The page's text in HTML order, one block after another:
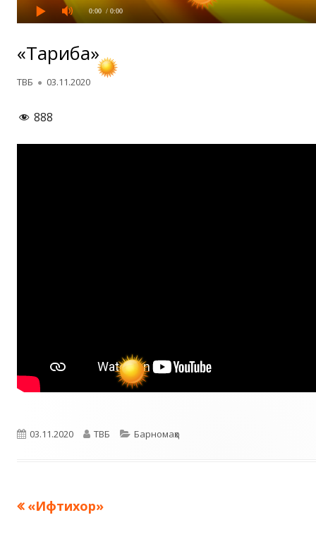
0:00 / 0:00
«Таҷриба»
Автор
ТВБ Опубликовано
03.11.2020
888
Опубликовано
03.11.2020 Автор
ТВБ Рубрики
Барномаҳо
Навигация
Предыдущая
«Ифтихор»